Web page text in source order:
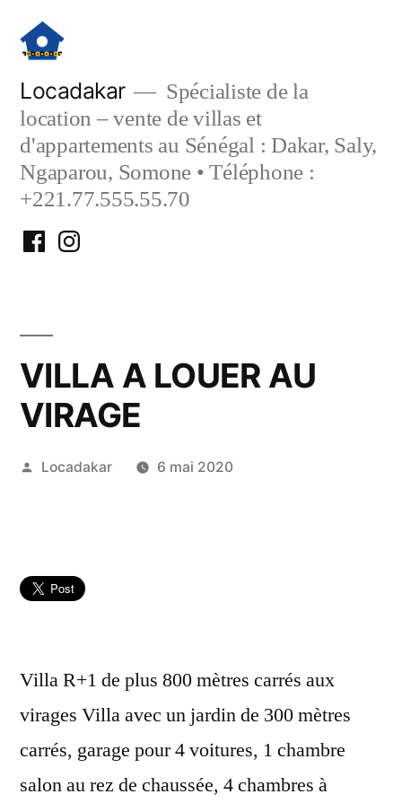
contenu
Locadakar
Spécialiste de la
location – vente de villas et
d'appartements au Sénégal : Dakar, Saly,
Ngaparou, Somone • Téléphone :
+221.77.555.55.70
FacebookInstagram
VILLA A LOUER AU
VIRAGE
Publié
Locadakar 6 mai 2020
Villa R+1 de plus 800 mètres carrés aux
virages Villa avec un jardin de 300 mètres
carrés, garage pour 4 voitures, 1 chambre
salon au rez de chaussée, 4 chambres à